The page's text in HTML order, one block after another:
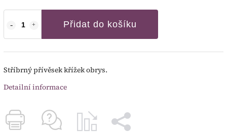
Přidat do košíku
Stříbrný přívěsek křížek obrys.
Detailní informace